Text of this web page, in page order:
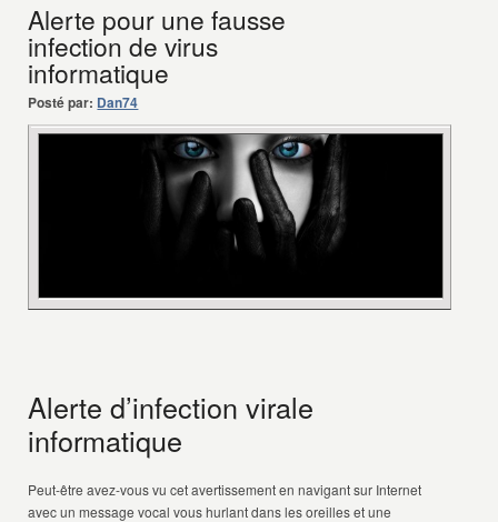
Alerte pour une fausse
infection de virus
informatique
Posté par: Dan74
Alerte d’infection virale
informatique
Peut-être avez-vous vu cet avertissement en navigant sur Internet
avec un message vocal vous hurlant dans les oreilles et une